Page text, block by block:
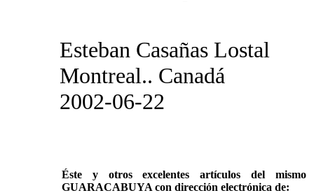
Esteban Casañas Lostal
Montreal.. Canadá
2002-06-22
Éste y otros excelentes artículos del
GUARACABUYA con dirección electrónica de: